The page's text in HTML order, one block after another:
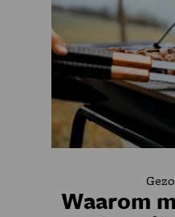
Waarom